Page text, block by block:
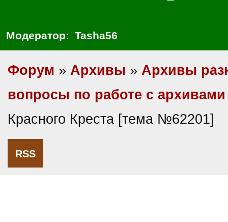
Модератор: Tasha56
Форум » Архивы » Архивы
вопросы по работе с архивами
Красного Креста [тема №62201]
RSS